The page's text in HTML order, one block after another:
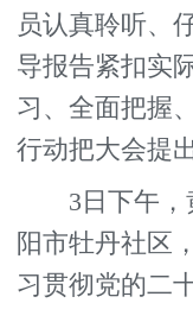
员认真聆听、
导报告紧扣实
习、全面把握
行动把大会提
3日下午，
阳市牡丹社区
习贯彻党的二